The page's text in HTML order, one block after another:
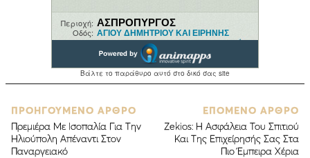
ΠΡΟΗΓΟΥΜΕΝΟ ΑΡΘΡΟ
Πρεμιέρα Με Ισοπαλία Για Την
Ηλιούπολη Απέναντι Στον
Παναργειακό
ΕΠΟΜΕΝΟ ΑΡΘΡΟ
Zekios: Η Ασφάλεια Του Σπιτιού
Και Της Επιχείρησής Σας Στα
Πιο Έμπειρα Χέρια